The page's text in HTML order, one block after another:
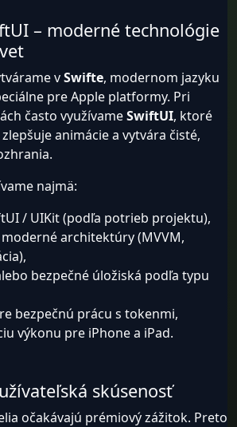
– moderné technológie
vSwifte, modernom jazyku
pre Apple platformy. Pri
často využívameSwiftUI, ktoré
animácie a vytvára čisté,
najmä:
/ UIKit (podľa potrieb projektu),
architektúry (MVVM,
bezpečné úložiská podľa typu
bezpečnú prácu s tokenmi,
výkonu pre iPhone a iPad.
skúsenosť
očakávajú prémiový zážitok. Preto